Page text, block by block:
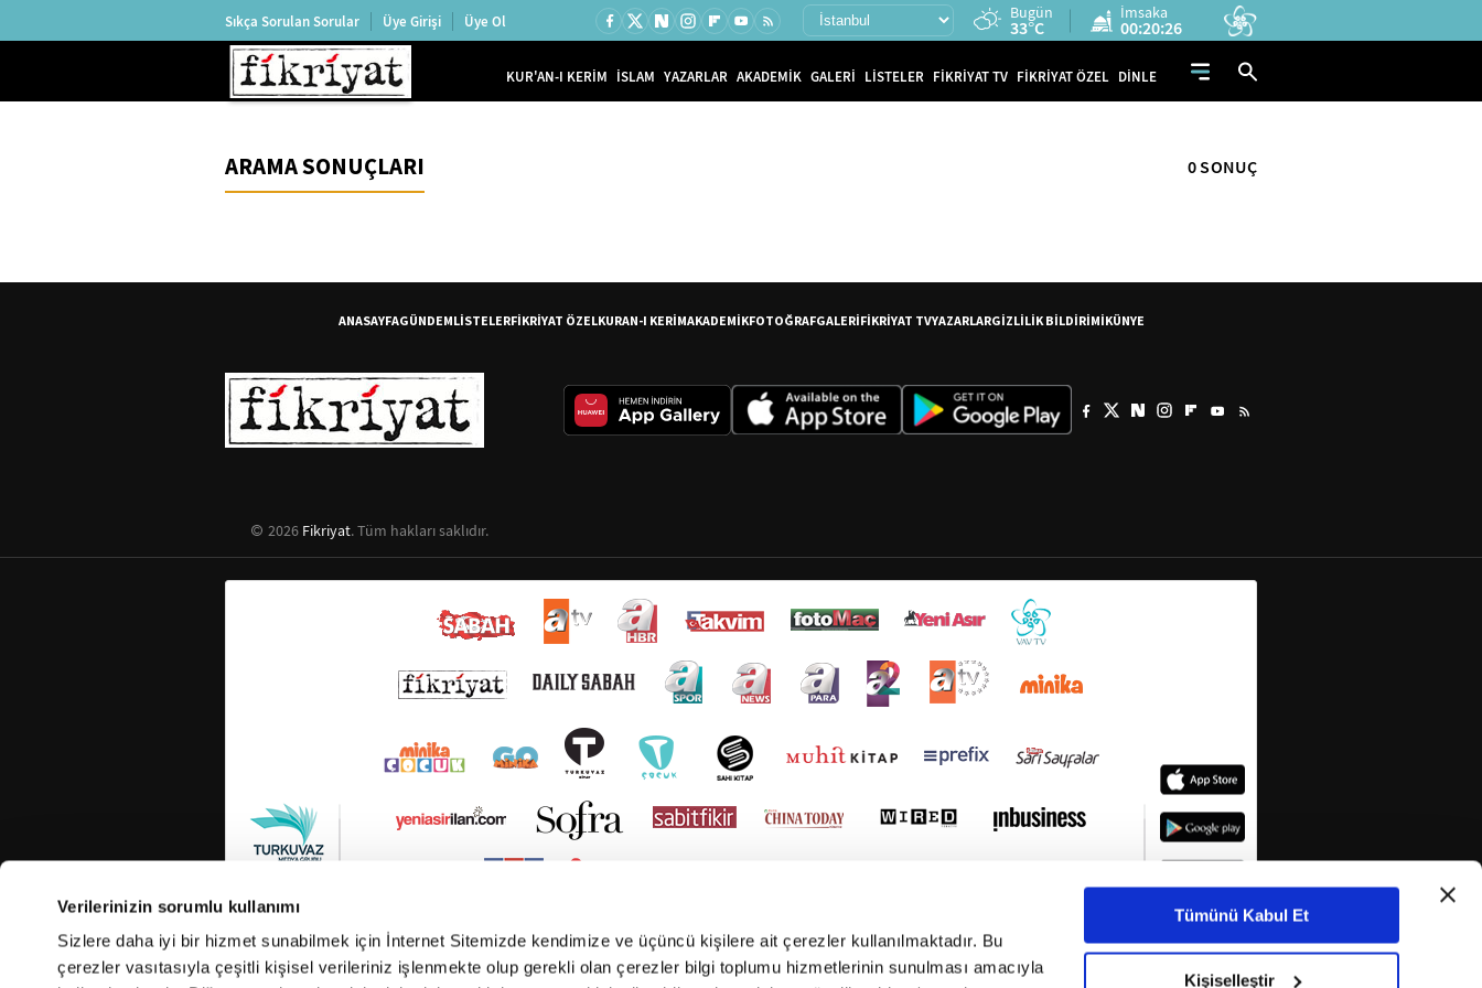
Verilerinizin sorumlu kullanımı
Sizlere daha iyi bir hizmet sunabilmek için İnternet Sitemizde kendimize ve üçüncü kişilere ait çerezler kullanılmaktadır. Bu
çerezler vasıtasıyla çeşitli kişisel verileriniz işlenmekte olup gerekli olan çerezler bilgi toplumu hizmetlerinin sunulması amacıyla
Tümünü Kabul Et
Kişiselleştir
Sıkça Sorulan Sorular Üye Girişi Üye Ol Bugün
33°C
İmsaka
00:20:26
KUR'AN-I KERİM İSLAM YAZARLAR AKADEMİK GALERİ LİSTELER FİKRİYAT TV FİKRİYAT ÖZEL DİNLE
ARAMA SONUÇLARI 0 SONUÇ
ANASAYFAGÜNDEMLİSTELERFİKRİYAT ÖZELKURAN-I KERİMAKADEMİKFOTOĞRAFGALERİFİKRİYAT TVYAZARLARGİZLİLİK BİLDİRİMİKÜNYE
2026 Fikriyat. Tüm hakları saklıdır.